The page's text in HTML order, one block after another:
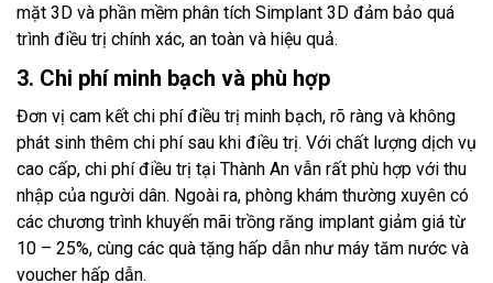
mặt 3D và phần mềm phân tích Simplant 3D đảm bảo quá
trình điều trị chính xác, an toàn và hiệu quả.
3. Chi phí minh bạch và phù hợp
Đơn vị cam kết chi phí điều trị minh bạch, rõ ràng và không
phát sinh thêm chi phí sau khi điều trị. Với chất lượng dịch vụ
cao cấp, chi phí điều trị tại Thành An vẫn rất phù hợp với thu
nhập của người dân. Ngoài ra, phòng khám thường xuyên có
các chương trình khuyến mãi trồng răng implant giảm giá từ
10 – 25%, cùng các quà tặng hấp dẫn như máy tăm nước và
voucher hấp dẫn.